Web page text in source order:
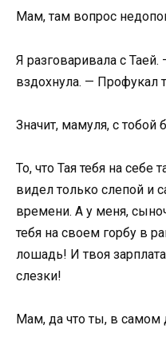
Мам, там вопрос
Я разговаривала с
вздохнула. —
Значит, мамуля, с тобой
То, что Тая тебя на себе
видел только слепой и
времени. А у меня,
тебя на своем горбу в
лошадь! И твоя
слезки!
Мам, да что ты, в самом